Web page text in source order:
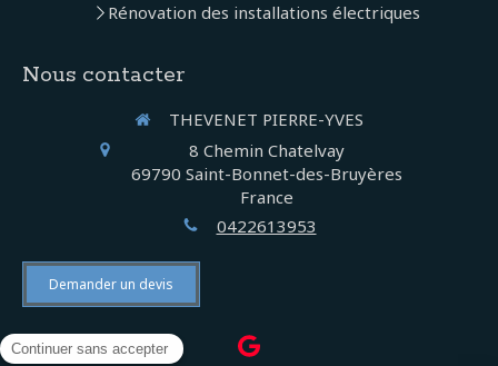
Rénovation des installations électriques
Nous contacter
THEVENET PIERRE-YVES
8 Chemin Chatelvay
69790 Saint-Bonnet-des-Bruyères
France
0422613953
Demander un devis